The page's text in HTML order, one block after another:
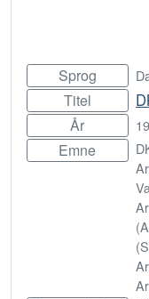
Sprog
Titel
År
Emne